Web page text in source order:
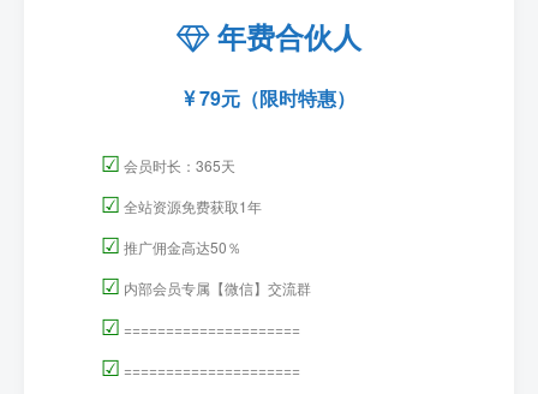
年费合伙人
79元（限时特惠）
☑ 会员时长：365天
☑ 全站资源免费获取1年
☑ 推广佣金高达50％
☑ 内部会员专属【微信】交流群
☑ =====================
☑ =====================